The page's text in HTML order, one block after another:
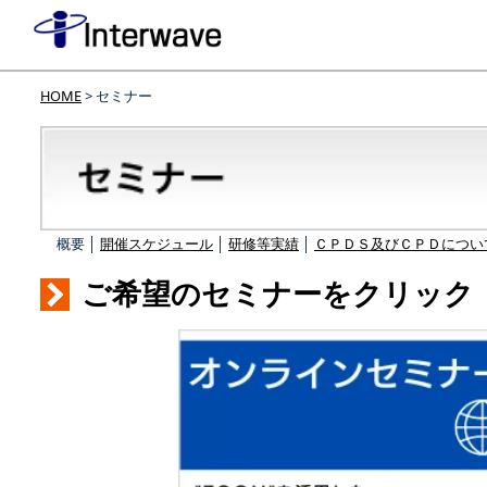
HOME> セミナー
概要 │ 開催スケジュール 研修等実績 ＣＰＤＳ及びＣＰＤにつ
ご希望のセミナーをクリック